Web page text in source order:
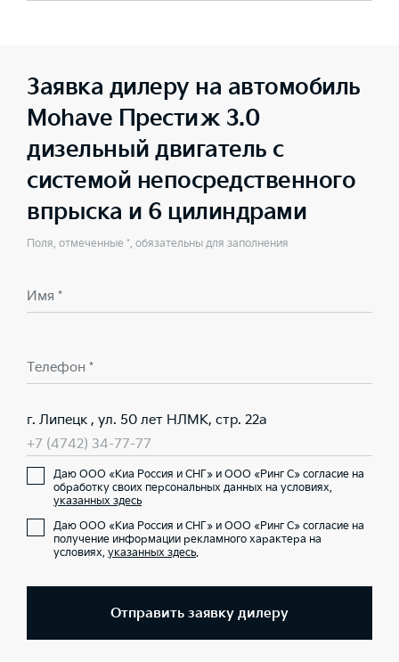
Заявка дилеру на автомобиль
Mohave Престиж 3.0
дизельный двигатель с
системой непосредственного
впрыска и 6 цилиндрами
Поля, отмеченные *, обязательны для заполнения
Имя *
Телефон *
г. Липецк , ул. 50 лет НЛМК, стр. 22а
+7 (4742) 34-77-77
Даю ООО «Киа Россия и СНГ» и ООО «Ринг С» согласие на
обработку своих персональных данных на условиях,
указанных здесь
Даю ООО «Киа Россия и СНГ» и ООО «Ринг С» согласие на
получение информации рекламного характера на
условиях, указанных здесь.
Отправить заявку дилеру